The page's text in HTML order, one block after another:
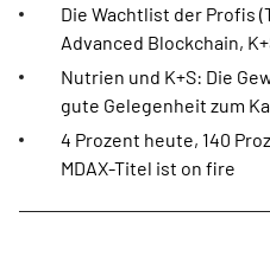
Die Wachtlist der Profis
Advanced Blockchain,
Nutrien und K+S: Die
gute Gelegenheit zum
4 Prozent heute, 140
MDAX-Titel ist on fire